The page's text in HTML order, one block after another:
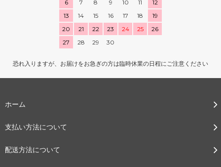
6
7 8 9 10 11
12
13
14 15 16 17 18
19
20
21 22 23 24 25
26
27
28 29 30
恐れ入りますが、お届けをお急ぎの方は臨時休業の日程にご注意ください
ホーム
支払い方法について
配送方法について